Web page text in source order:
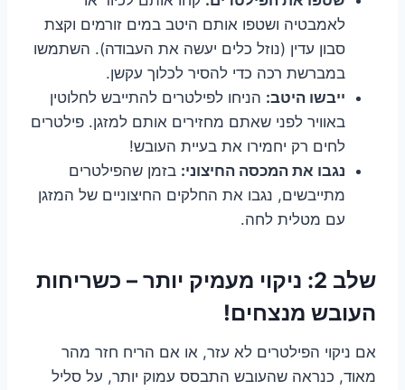
לאמבטיה ושטפו אותם היטב במים זורמים וקצת
סבון עדין (נוזל כלים יעשה את העבודה). השתמשו
במברשת רכה כדי להסיר לכלוך עקשן.
ייבשו היטב: הניחו לפילטרים להתייבש לחלוטין
באוויר לפני שאתם מחזירים אותם למזגן. פילטרים
לחים רק יחמירו את בעיית העובש!
נגבו את המכסה החיצוני: בזמן שהפילטרים
מתייבשים, נגבו את החלקים החיצוניים של המזגן
עם מטלית לחה.
שלב 2: ניקוי מעמיק יותר – כשריחות
העובש מנצחים!
אם ניקוי הפילטרים לא עזר, או אם הריח חזר מהר
מאוד, כנראה שהעובש התבסס עמוק יותר, על סליל